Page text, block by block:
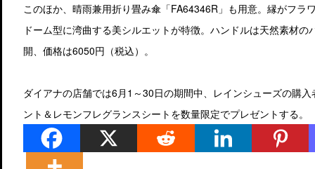
このほか、晴雨兼用折り畳み傘「FA64346R」も用意。縁がフラ
ドーム型に湾曲する美シルエットが特徴。ハンドルは天然素材
開、価格は6050円（税込）。
ダイアナの店舗では6月1～30日の期間中、レインシューズの購
ント＆レモンフレグランスシートを数量限定でプレゼントする。